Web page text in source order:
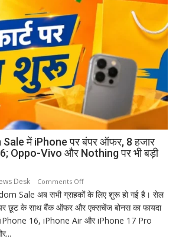
होता
है
मां
काली
का
श्रृंगार?
हृदयपीठ
का
रहस्य
में iPhone पर बंपर ऑफर, 8 हजार
Oppo-Vivo और Nothing पर भी बड़ी
Desk Comments Offon
Flipkart
Freedom
Sale
Sale अब सभी ग्राहकों के लिए शुरू हो गई है। सेल
छूट के साथ बैंक ऑफर और एक्सचेंज बोनस का फायदा
iPhone 16, iPhone Air और iPhone 17 Pro